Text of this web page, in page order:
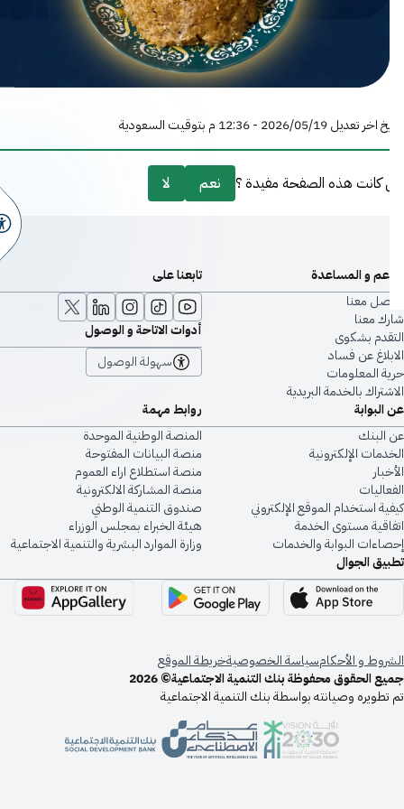
19‏/05‏/2026 - 12:36 م بتوقيت السعودية
هذه الصفحة مفيدة ؟ نعم
الإلكترونية
استخدام الموقع الإلكتروني
مستوى الخدمة
البوابة والخدمات
روابط مهمة
المنصة الوطنية الموحدة
منصة البيانات المفتوحة
منصة استطلاع اراء العموم
منصة المشاركة الالكترونية
صندوق التنمية الوطني
هيئة الخبراء بمجلس الوزراء
وزارة الموارد البشرية والتنمية الاجتماعية
و المساعدة
معنا
معنا
بشكوى
عن فساد
المعلومات
بالخدمة البريدية
تابعنا على
أدوات الاتاحة و الوصول
سهولة الوصول
الجوال
و الأحكامسياسة الخصوصيةخريطة الموقع
الحقوق محفوظة بنك التنمية الاجتماعية© 2026
وصيانته بواسطة بنك التنمية الاجتماعية